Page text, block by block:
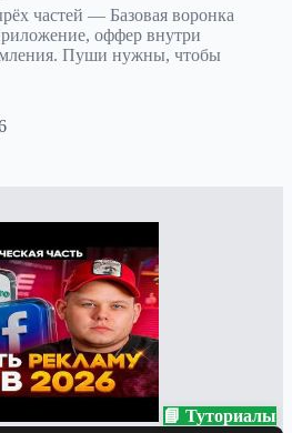
частей — Базовая воронка
оффер внутри
Пуши нужны, чтобы
📘 Туториалы